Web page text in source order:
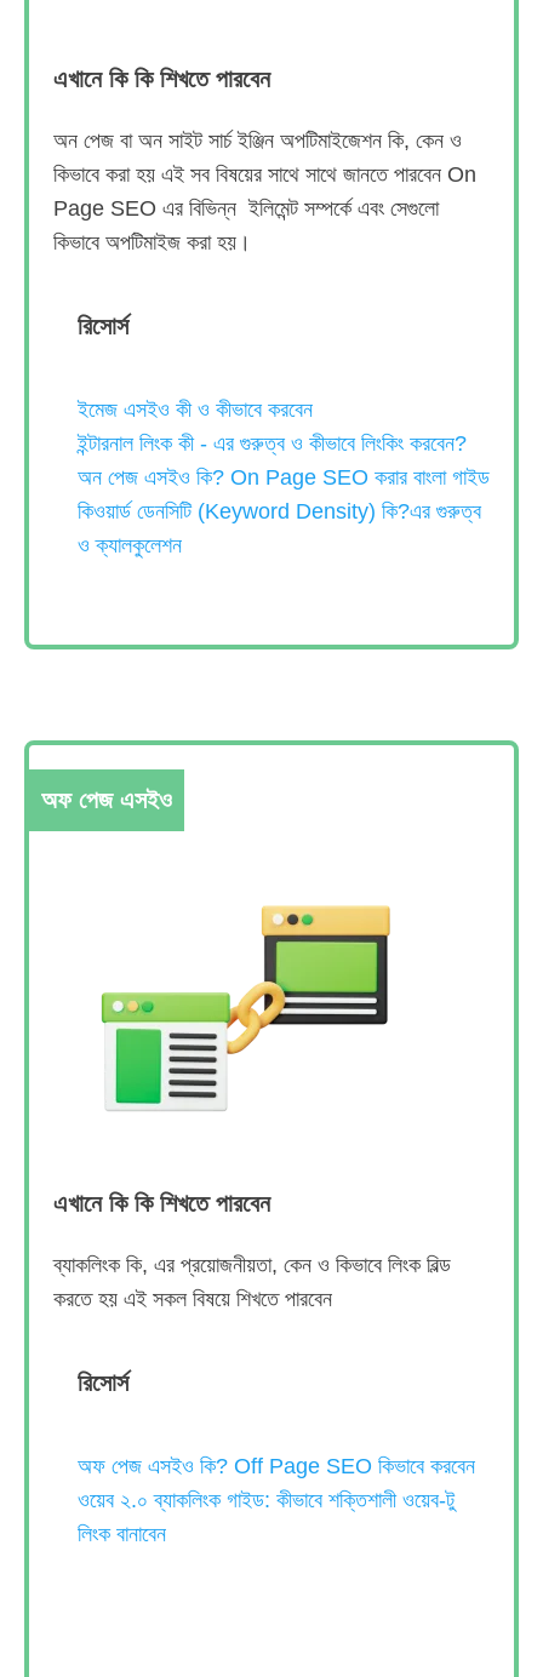
এখানে কি কি শিখতে পারবেন
অন পেজ বা অন সাইট সার্চ ইঞ্জিন অপটিমাইজেশন কি, কেন ও
কিভাবে করা হয় এই সব বিষয়ের সাথে সাথে জানতে পারবেন On
Page SEO এর বিভিন্ন ইলিমেন্ট সম্পর্কে এবং সেগুলো
কিভাবে অপটিমাইজ করা হয়।
রিসোর্স
ইমেজ এসইও কী ও কীভাবে করবেন
ইন্টারনাল লিংক কী - এর গুরুত্ব ও কীভাবে লিংকিং করবেন?
অন পেজ এসইও কি? On Page SEO করার বাংলা গাইড
কিওয়ার্ড ডেনসিটি (Keyword Density) কি?এর গুরুত্ব
ও ক্যালকুলেশন
অফ পেজ এসইও
এখানে কি কি শিখতে পারবেন
ব্যাকলিংক কি, এর প্রয়োজনীয়তা, কেন ও কিভাবে লিংক বিল্ড
করতে হয় এই সকল বিষয়ে শিখতে পারবেন
রিসোর্স
অফ পেজ এসইও কি? Off Page SEO কিভাবে করবেন
ওয়েব ২.০ ব্যাকলিংক গাইড: কীভাবে শক্তিশালী ওয়েব-টু
লিংক বানাবেন